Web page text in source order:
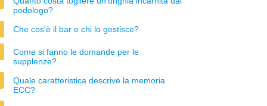
podologo?
Che cos'è il bar e chi lo gestisce?
Come si fanno le domande per le
supplenze?
Quale caratteristica descrive la memoria
ECC?